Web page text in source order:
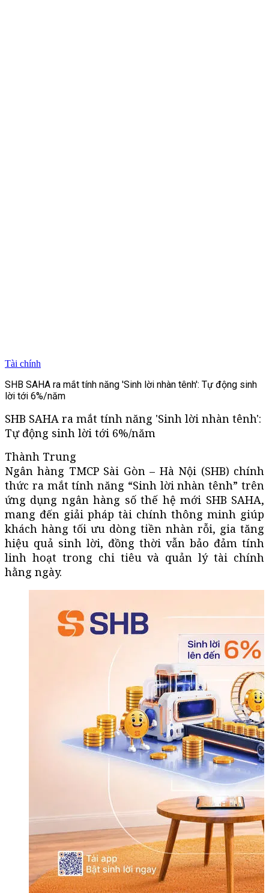
Tài chính
SHB SAHA ra mắt tính năng 'Sinh lời nhàn tênh': Tự động sinh
lời tới 6%/năm
SHB SAHA ra mắt tính năng 'Sinh lời nhàn tênh':
Tự động sinh lời tới 6%/năm
Thành Trung
Ngân hàng TMCP Sài Gòn – Hà Nội (SHB) chính
thức ra mắt tính năng “Sinh lời nhàn tênh” trên
ứng dụng ngân hàng số thế hệ mới SHB SAHA,
mang đến giải pháp tài chính thông minh giúp
khách hàng tối ưu dòng tiền nhàn rỗi, gia tăng
hiệu quả sinh lời, đồng thời vẫn bảo đảm tính
linh hoạt trong chi tiêu và quản lý tài chính
hằng ngày.